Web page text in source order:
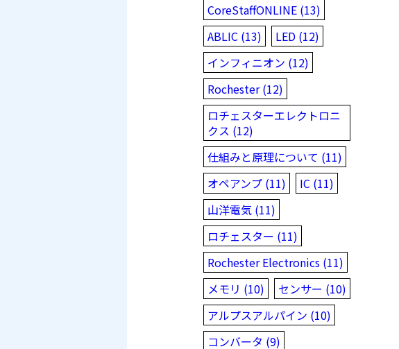
CoreStaffONLINE (13)
ABLIC (13)
LED (12)
インフィニオン (12)
Rochester (12)
ロチェスターエレクトロニ
クス (12)
仕組みと原理について (11)
オペアンプ (11)
IC (11)
山洋電気 (11)
ロチェスター (11)
Rochester Electronics (11)
メモリ (10)
センサー (10)
アルプスアルパイン (10)
コンバータ (9)